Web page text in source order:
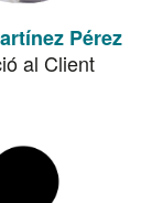
Pérez
al Client